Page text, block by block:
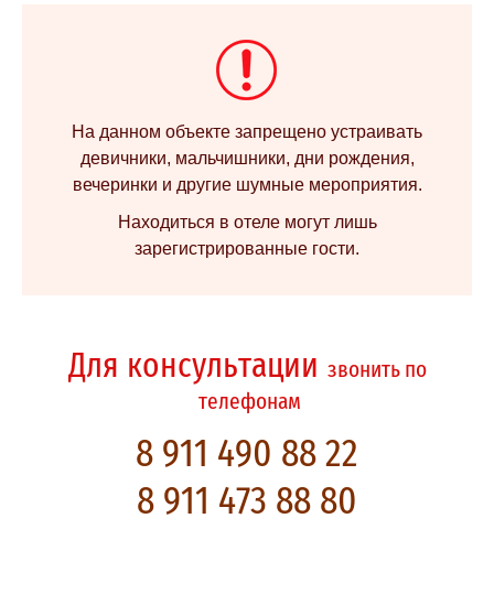
На данном объекте запрещено устраивать
девичники, мальчишники, дни рождения,
вечеринки и другие шумные мероприятия.
Находиться в отеле могут лишь
зарегистрированные гости.
Для консультации звонить по
телефонам
8 911 490 88 22
8 911 473 88 80